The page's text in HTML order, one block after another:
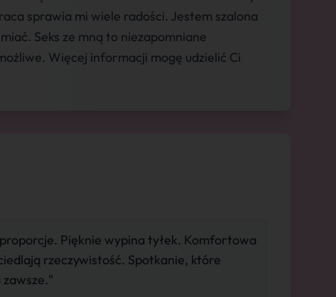
sprawia mi wiele radości. Jestem szalona
Seks ze mną to niezapomniane
Więcej informacji mogę udzielić Ci
Pięknie wypina tyłek. Komfortowa
rzeczywistość. Spotkanie, które